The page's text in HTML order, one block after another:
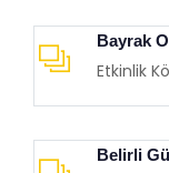
Bayrak
Etkinlik
Belirli